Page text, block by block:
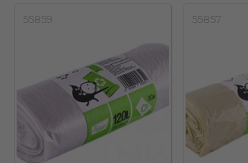
55859 55857